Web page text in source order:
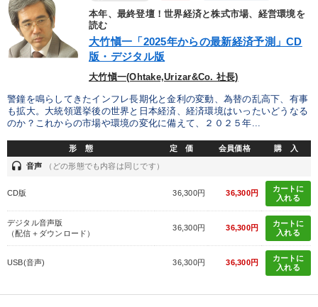
本年、最終登壇！世界経済と株式市場、経営環境を
読む
大竹愼一「2025年からの最新経済予測」CD
版・デジタル版
大竹愼一(Ohtake,Urizar&Co. 社長)
警鐘を鳴らしてきたインフレ長期化と金利の変動、為替の乱高下、有事
も拡大。大統領選挙後の世界と日本経済、経済環境はいったいどうなる
のか？これからの市場や環境の変化に備えて、２０２５年...
形 態 定 価 会員価格 購 入
headset 音声 （どの形態でも内容は同じです）
CD版 36,300円 36,300円
カートに
入れる
デジタル音声版
（配信＋ダウンロード）
36,300円 36,300円
カートに
入れる
USB(音声) 36,300円 36,300円
カートに
入れる